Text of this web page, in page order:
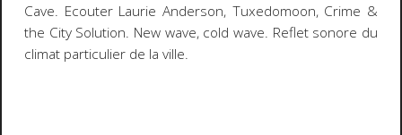
Cave. Ecouter Laurie Anderson, Tuxedomoon, Crime &
the City Solution. New wave, cold wave. Reflet sonore du
climat particulier de la ville.